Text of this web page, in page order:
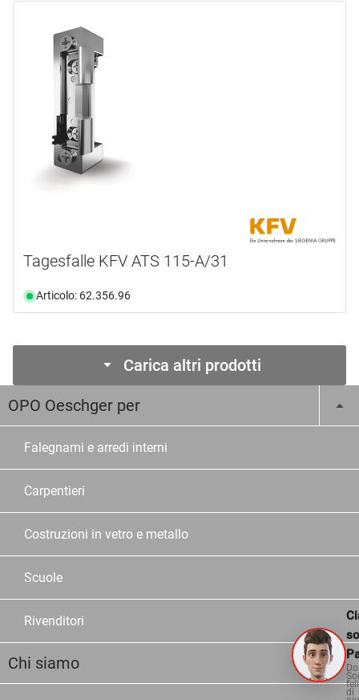
Tagesfalle KFV ATS 115-A/31
Articolo: 62.356.96
Carica altri prodotti
OPO Oeschger per
Falegnami e arredi interni
Carpentieri
Costruzioni in vetro e metallo
Scuole
Rivenditori
Chi siamo
di